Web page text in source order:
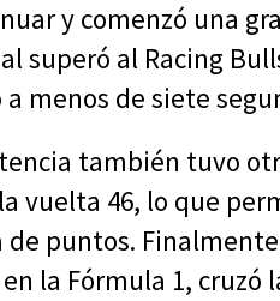
y comenzó una
superó al Racing
menos de siete
también tuvo
vuelta 46, lo que
puntos.
la Fórmula 1, cruzó